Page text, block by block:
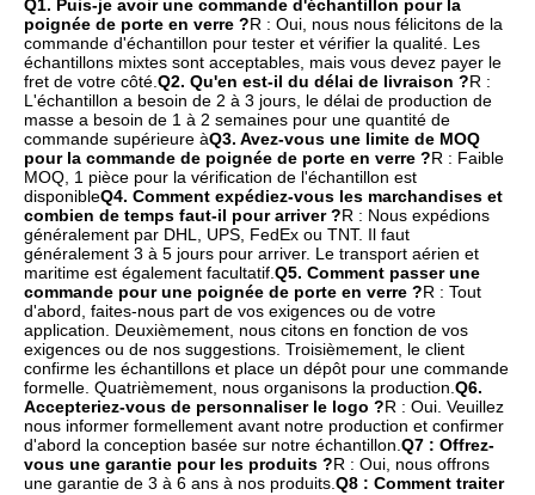
Q1. Puis-je avoir une commande d'échantillon pour la
poignée de porte en verre ?R : Oui, nous nous félicitons de la
commande d'échantillon pour tester et vérifier la qualité. Les
échantillons mixtes sont acceptables, mais vous devez payer le
fret de votre côté. Q2. Qu'en est-il du délai de livraison ?R :
L'échantillon a besoin de 2 à 3 jours, le délai de production de
masse a besoin de 1 à 2 semaines pour une quantité de
commande supérieure àQ3. Avez-vous une limite de MOQ
pour la commande de poignée de porte en verre ?R : Faible
MOQ, 1 pièce pour la vérification de l'échantillon est
disponibleQ4. Comment expédiez-vous les marchandises et
combien de temps faut-il pour arriver ?R : Nous expédions
généralement par DHL, UPS, FedEx ou TNT. Il faut
généralement 3 à 5 jours pour arriver. Le transport aérien et
maritime est également facultatif. Q5. Comment passer une
commande pour une poignée de porte en verre ?R : Tout
d'abord, faites-nous part de vos exigences ou de votre
application. Deuxièmement, nous citons en fonction de vos
exigences ou de nos suggestions. Troisièmement, le client
confirme les échantillons et place un dépôt pour une commande
formelle. Quatrièmement, nous organisons la production. Q6.
Accepteriez-vous de personnaliser le logo ?R : Oui. Veuillez
nous informer formellement avant notre production et confirmer
d'abord la conception basée sur notre échantillon. Q7 : Offrez-
vous une garantie pour les produits ?R : Oui, nous offrons
une garantie de 3 à 6 ans à nos produits. Q8 : Comment traiter